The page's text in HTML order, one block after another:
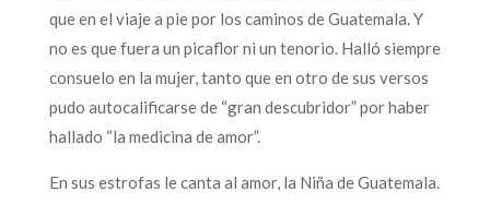
que en el viaje a pie por los caminos de Guatemala. Y
no es que fuera un picaflor ni un tenorio. Halló siempre
consuelo en la mujer, tanto que en otro de sus versos
pudo autocalificarse de “gran descubridor” por haber
hallado “la medicina de amor”.
En sus estrofas le canta al amor, la Niña de Guatemala.